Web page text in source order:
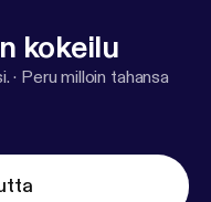
kokeilu
· Peru milloin tahansa